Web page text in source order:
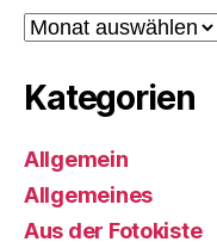
Archiv
Kategorien
Allgemein
Allgemeines
Aus der Fotokiste